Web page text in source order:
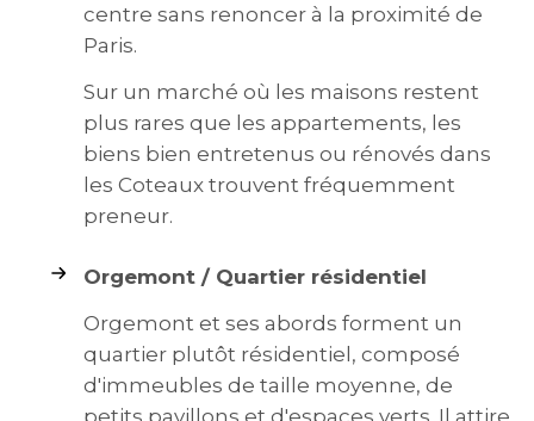
centre sans renoncer à la proximité de
Paris.
Sur un marché où les maisons restent
plus rares que les appartements, les
biens bien entretenus ou rénovés dans
les Coteaux trouvent fréquemment
preneur.
Orgemont / Quartier résidentiel
Orgemont et ses abords forment un
quartier plutôt résidentiel, composé
d'immeubles de taille moyenne, de